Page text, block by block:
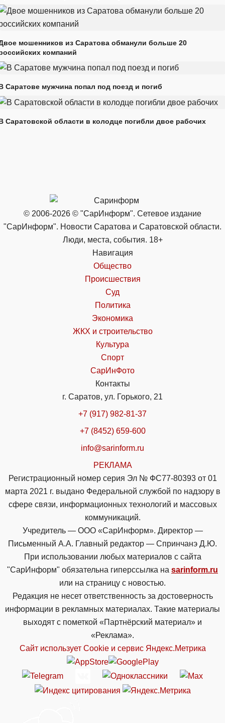
мошенников из Саратова обманули больше 20
компаний
Саратове мужчина попал под поезд и погиб
Саратовской области в колодце погибли двое рабочих
© 2006-2026 © "СарИнформ". Сетевое издание
"СарИнформ". Новости Саратова и Саратовской области.
Люди, места, события. 18+
Навигация
Общество
Происшествия
Суд
Политика
Экономика
ЖКХ и строительство
Культура
Спорт
СарИнФото
Контакты
г. Саратов, ул. Горького, 21
+7 (917) 982-81-37
+7 (8452) 659-600
info@sarinform.ru
РЕКЛАМА
Регистрационный номер серия Эл № ФС77-80393 от 01
марта 2021 г. выдано Федеральной службой по надзору в
сфере связи, информационных технологий и массовых
коммуникаций.
Учредитель — ООО «СарИнформ». Директор —
Письменный А.А. Главный редактор — Спринчанэ Д.Ю.
При использовании любых материалов с сайта
"СарИнформ" обязательна гиперссылка на sarinform.ru
или на страницу с новостью.
Редакция не несет ответственность за достоверность
информации в рекламных материалах. Такие материалы
выходят с пометкой «Партнёрский материал» и
«Реклама».
Сайт использует Cookie и сервиc Яндекс.Метрика